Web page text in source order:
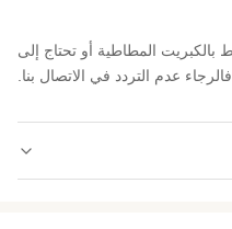
المطاطية أو تحتاج إلى
عدم التردد في الاتصال بنا.